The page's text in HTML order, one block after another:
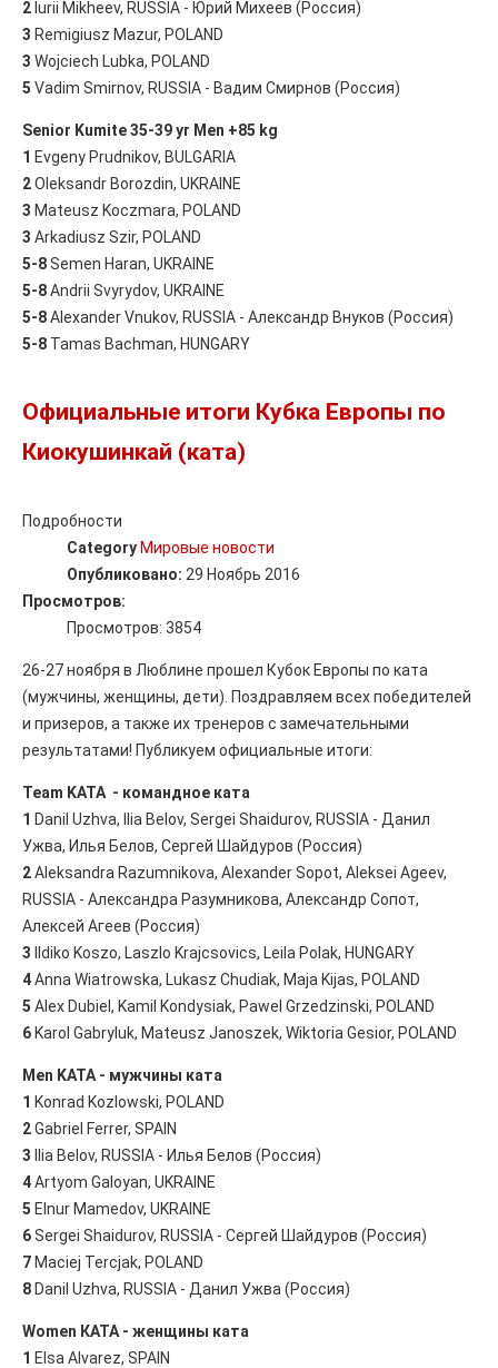
2 lurii Mikheev, RUSSIA - Юрий Михеев (Россия)
3 Remigiusz Mazur, POLAND
3 Wojciech Lubka, POLAND
5 Vadim Smirnov, RUSSIA - Вадим Смирнов (Россия)
Senior Kumite 35-39 yr Men +85 kg
1 Evgeny Prudnikov, BULGARIA
2Oleksandr Borozdin, UKRAINE
3 Mateusz Koczmara, POLAND
3 Arkadiusz Szir, POLAND
5-8Semen Haran, UKRAINE
5-8Andrii Svyrydov, UKRAINE
5-8Alexander Vnukov, RUSSIA - Александр Внуков (Россия)
5-8 Tamas Bachman, HUNGARY
Официальные итоги Кубка Европы по
Киокушинкай (ката)
Подробности
Category Мировые новости
Опубликовано: 29 Ноябрь 2016
Просмотров:
Просмотров: 3854
26-27 ноября в Люблине прошел Кубок Европы по ката
(мужчины, женщины, дети). Поздравляем всех победителей
и призеров, а также их тренеров с замечательными
результатами! Публикуем официальные итоги:
Team KATA - командное ката
1 Danil Uzhva, Ilia Belov, Sergei Shaidurov, RUSSIA - Данил
Ужва, Илья Белов, Сергей Шайдуров (Россия)
2Aleksandra Razumnikova, Alexander Sopot, Aleksei Ageev,
RUSSIA - Александра Разумникова, Александр Сопот,
Алексей Агеев (Россия)
3 lldiko Koszo, Laszlo Krajcsovics, Leila Polak, HUNGARY
4Anna Wiatrowska, Lukasz Chudiak, Maja Kijas, POLAND
5 Alex Dubiel, Kamil Kondysiak, Pawel Grzedzinski, POLAND
6 Karol Gabryluk, Mateusz Janoszek, Wiktoria Gesior, POLAND
Men KATA - мужчины ката
1 Konrad Kozlowski, POLAND
2Gabriel Ferrer, SPAIN
3 Ilia Belov, RUSSIA - Илья Белов (Россия)
4Artyom Galoyan, UKRAINE
5 Elnur Mamedov, UKRAINE
6Sergei Shaidurov, RUSSIA - Сергей Шайдуров (Россия)
7 Maciej Tercjak, POLAND
8 Danil Uzhva, RUSSIA - Данил Ужва (Россия)
Women КATA - женщины ката
1 Elsa Alvarez, SPAIN